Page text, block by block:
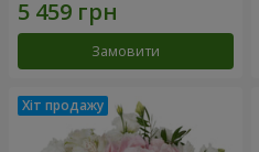
Замовити